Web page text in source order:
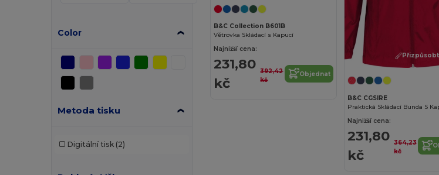
Color
Metoda tisku
Digitální tisk (2)
B&C Collection B601B
Větrovka Skládací s Kapucí
Najnižší cena:
231,80
kč
392,42
kč
Objednat
B&C CGSIRE
Praktická Skládací Bunda S
Najnižší cena:
231,80
kč
364,23
kč